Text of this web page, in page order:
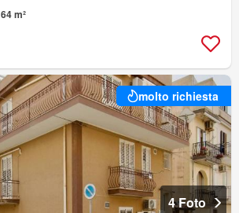
64 m²
molto richiesta
4 Foto